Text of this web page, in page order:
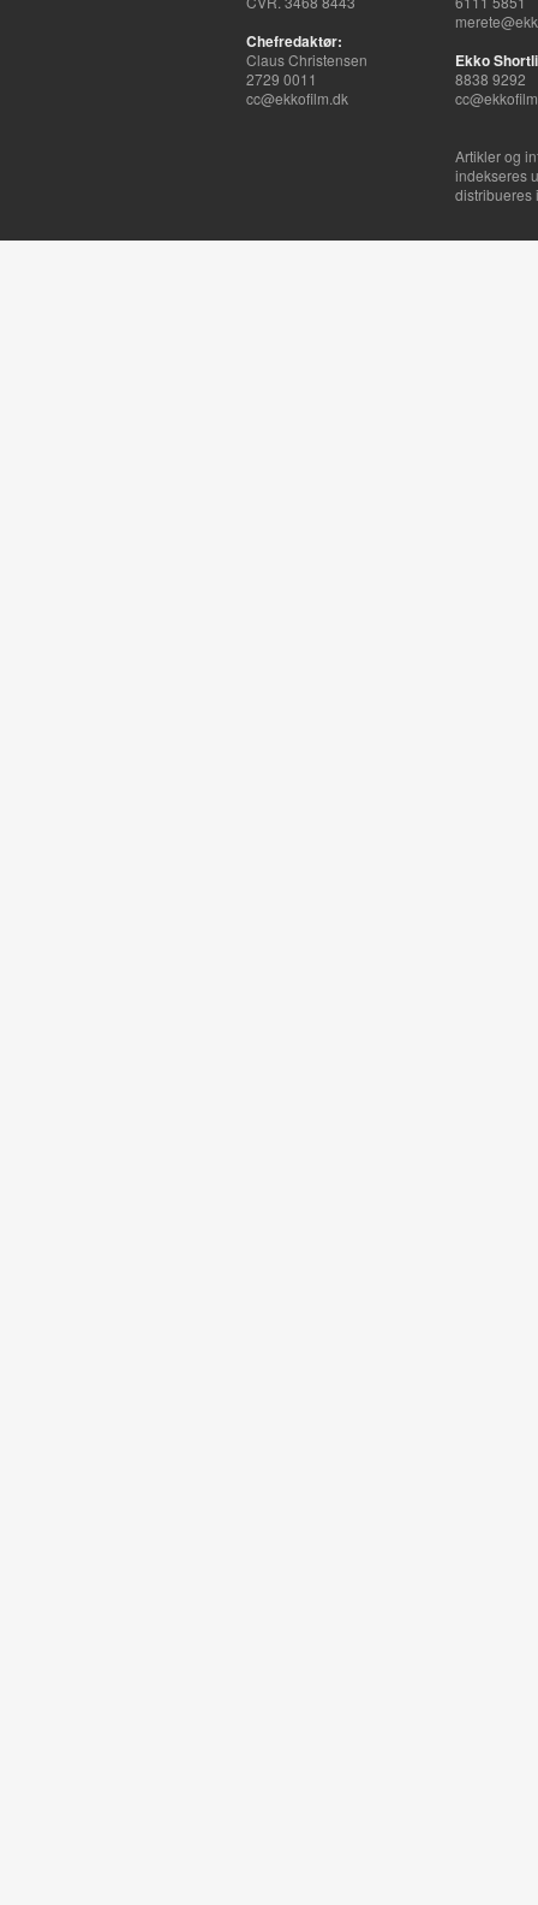
Chefredaktør:
Claus Christensen
2729 0011
cc@ekkofilm.dk
Ekko
8838 9292
Artikler og
indekseres
distribueres